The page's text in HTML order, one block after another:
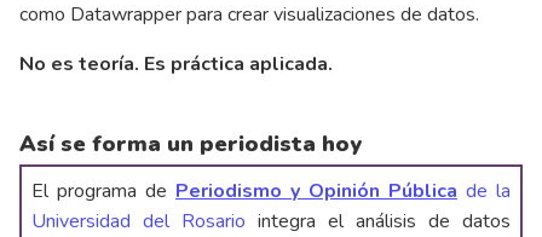
como Datawrapper para crear visualizaciones de datos.
No es teoría. Es práctica aplicada.
Así se forma un periodista hoy
El programa dePeriodismo y Opinión Públicade la
Universidad del Rosario integra el análisis de datos